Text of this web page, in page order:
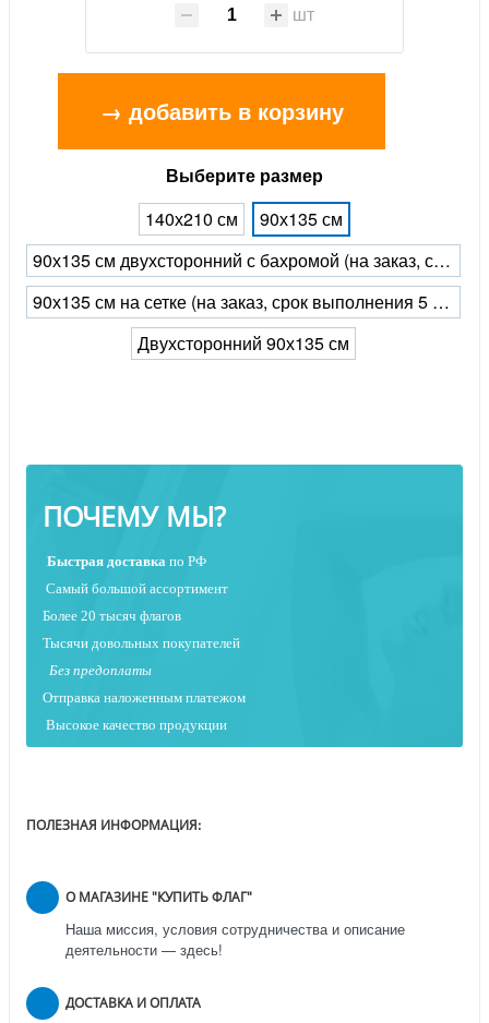
шт
→ добавить в корзину
Выберите размер
140х210 см
90х135 см
90х135 см двухсторонний с бахромой (на заказ, срок выполнения 5 рабочих дней)
90х135 см на сетке (на заказ, срок выполнения 5 рабочих дней)
Двухсторонний 90х135 см
ПОЧЕМУ МЫ?
Быстрая доставка по РФ
Самый большой ассортимент
Более 20 тысяч флагов
Тысячи довольных покупателей
Без предоплаты
Отправка наложенным платежом
Высокое качество продукции
ПОЛЕЗНАЯ ИНФОРМАЦИЯ:
О МАГАЗИНЕ "КУПИТЬ ФЛАГ"
Наша миссия, условия сотрудничества и описание
деятельности — здесь!
ДОСТАВКА И ОПЛАТА